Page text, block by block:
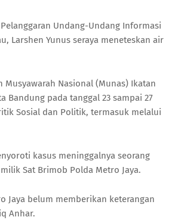
Undang-Undang Informasi
Larshen Yunus seraya meneteskan air
Nasional (Munas) Ikatan
Bandung pada tanggal 23 sampai 27
Sosial dan Politik, termasuk melalui
kasus meninggalnya seorang
Sat Brimob Polda Metro Jaya.
Jaya belum memberikan keterangan
Anhar.